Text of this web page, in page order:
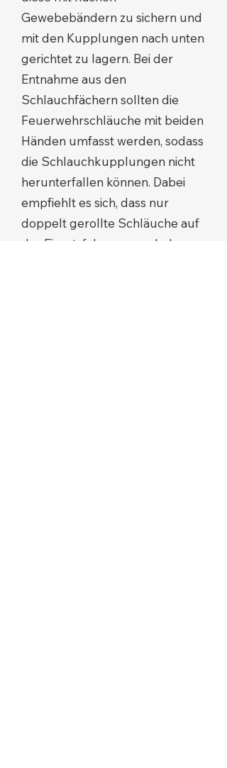
Gewebebändern zu sichern und
mit den Kupplungen nach unten
gerichtet zu lagern. Bei der
Entnahme aus den
Schlauchfächern sollten die
Feuerwehrschläuche mit beiden
Händen umfasst werden, sodass
die Schlauchkupplungen nicht
herunterfallen können. Dabei
empfiehlt es sich, dass nur
doppelt gerollte Schläuche auf
das Einsatzfahrzeug verladen